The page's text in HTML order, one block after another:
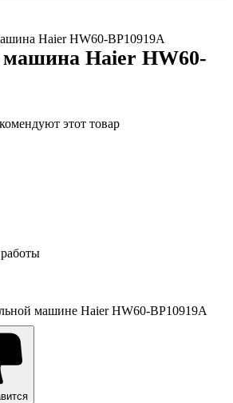
Haier HW60-
этот товар
машине Haier HW60-BP10919A